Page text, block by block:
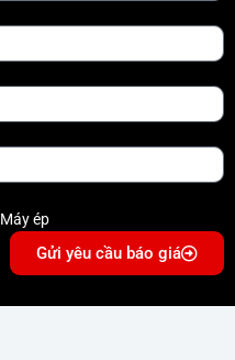
Máy ép
Gửi yêu cầu báo giá